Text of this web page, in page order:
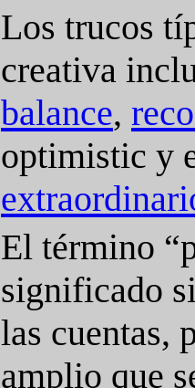
Los trucos
creativa
balance,
optimistic y
El término
significado
las cuentas,
amplio que